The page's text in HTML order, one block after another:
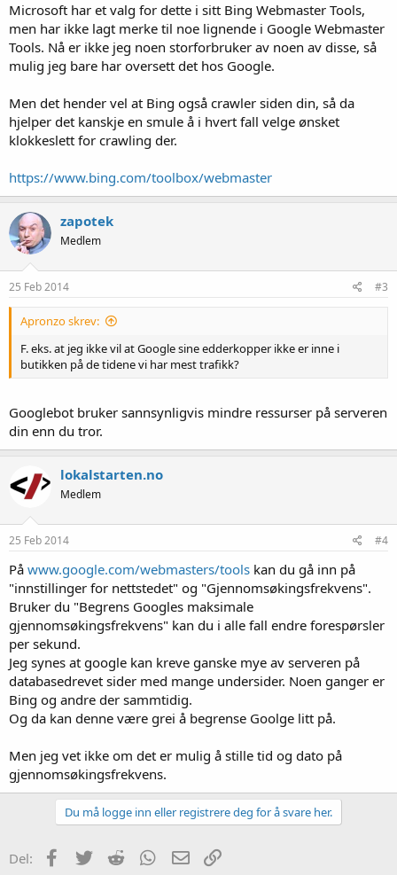
Microsoft har et valg for dette i sitt Bing Webmaster Tools,
men har ikke lagt merke til noe lignende i Google Webmaster
Tools. Nå er ikke jeg noen storforbruker av noen av disse, så
mulig jeg bare har oversett det hos Google.
Men det hender vel at Bing også crawler siden din, så da
hjelper det kanskje en smule å i hvert fall velge ønsket
klokkeslett for crawling der.
https://www.bing.com/toolbox/webmaster
zapotek
Medlem
25 Feb 2014 #3
Apronzo skrev:
F. eks. at jeg ikke vil at Google sine edderkopper ikke er inne i
butikken på de tidene vi har mest trafikk?
Googlebot bruker sannsynligvis mindre ressurser på serveren
din enn du tror.
lokalstarten.no
Medlem
25 Feb 2014 #4
På www.google.com/webmasters/tools kan du gå inn på
"innstillinger for nettstedet" og "Gjennomsøkingsfrekvens".
Bruker du "Begrens Googles maksimale
gjennomsøkingsfrekvens" kan du i alle fall endre forespørsler
per sekund.
Jeg synes at google kan kreve ganske mye av serveren på
databasedrevet sider med mange undersider. Noen ganger er
Bing og andre der sammtidig.
Og da kan denne være grei å begrense Goolge litt på.
Men jeg vet ikke om det er mulig å stille tid og dato på
gjennomsøkingsfrekvens.
Du må logge inn eller registrere deg for å svare her.
Del: Facebook
Twitter Reddit WhatsApp
E-post